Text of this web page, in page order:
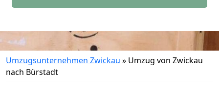
Umzugsunternehmen Zwickau » Umzug von Zwickau
nach Bürstadt